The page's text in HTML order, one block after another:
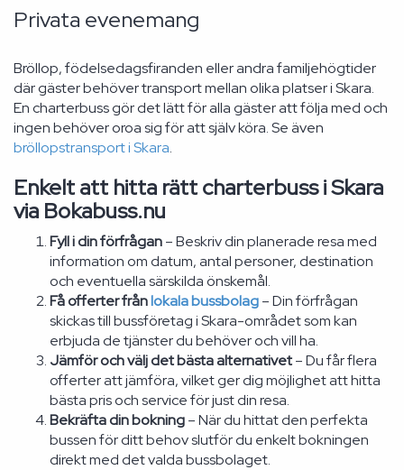
Privata evenemang
Bröllop, födelsedagsfiranden eller andra familjehögtider
där gäster behöver transport mellan olika platser i Skara.
En charterbuss gör det lätt för alla gäster att följa med och
ingen behöver oroa sig för att själv köra. Se även
bröllopstransport i Skara.
Enkelt att hitta rätt charterbuss i Skara
via Bokabuss.nu
Fyll i din förfrågan– Beskriv din planerade resa med
information om datum, antal personer, destination
och eventuella särskilda önskemål.
Få offerter frånlokala bussbolag– Din förfrågan
skickas till bussföretag i Skara-området som kan
erbjuda de tjänster du behöver och vill ha.
Jämför och välj det bästa alternativet– Du får flera
offerter att jämföra, vilket ger dig möjlighet att hitta
bästa pris och service för just din resa.
Bekräfta din bokning– När du hittat den perfekta
bussen för ditt behov slutför du enkelt bokningen
direkt med det valda bussbolaget.